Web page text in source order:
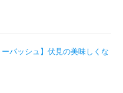
ーパッシュ】伏見の美味しくな